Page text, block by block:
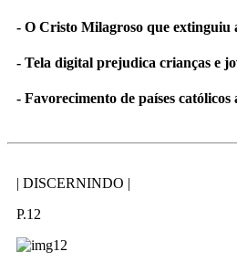
- O Cristo Milagroso que extinguiu
- Tela digital prejudica crianças e
- Favorecimento de países católicos
| DISCERNINDO |
P.12